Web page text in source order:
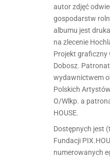
autor zdjęć
gospodarstw
albumu jest
na zlecenie
Projekt graficzny
Dobosz.
wydawnictwem
Polskich
O/Wlkp. a
HOUSE.
Dostępnych jest
Fundacji
numerowanych